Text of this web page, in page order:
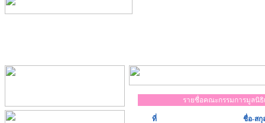
รายชื่อคณะกรรมการมูลนิ
ที่
ชื่อ-สกุ